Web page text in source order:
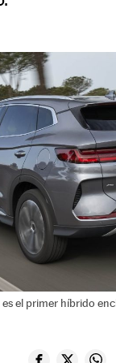
es el primer híbrido